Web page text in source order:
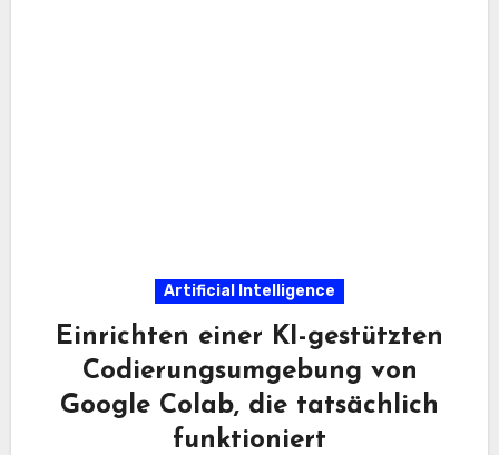
Artificial Intelligence
Einrichten einer KI-gestützten
Codierungsumgebung von
Google Colab, die tatsächlich
funktioniert